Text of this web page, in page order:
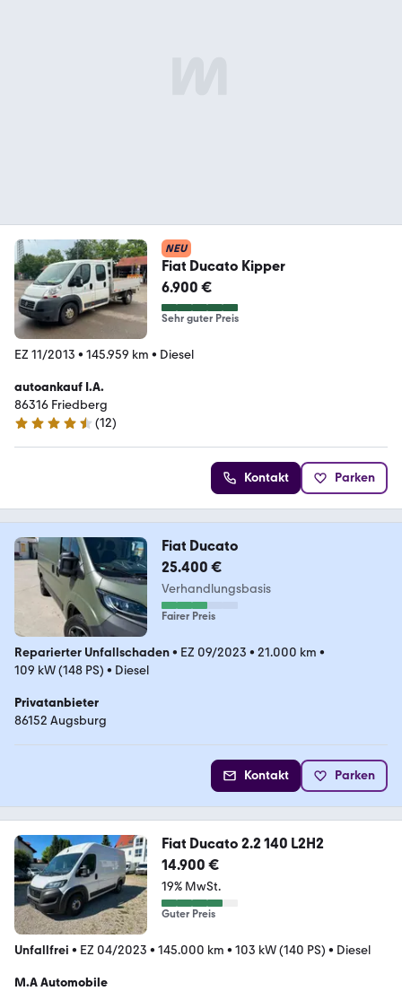
NEU
Fiat Ducato Kipper
6.900 €
Sehr guter Preis
EZ 11/2013 • 145.959 km • Diesel
autoankauf I.A.
86316 Friedberg
4.6 Sterne
(12)
Kontakt Parken
Fiat Ducato
25.400 €
Verhandlungsbasis
Fairer Preis
Reparierter Unfallschaden• EZ 09/2023 • 21.000 km •
109 kW (148 PS) • Diesel
Privatanbieter
86152 Augsburg
Kontakt Parken
Fiat Ducato 2.2 140 L2H2
14.900 €
19% MwSt.
Guter Preis
Unfallfrei • EZ 04/2023 • 145.000 km • 103 kW (140 PS) • Diesel
M.A Automobile